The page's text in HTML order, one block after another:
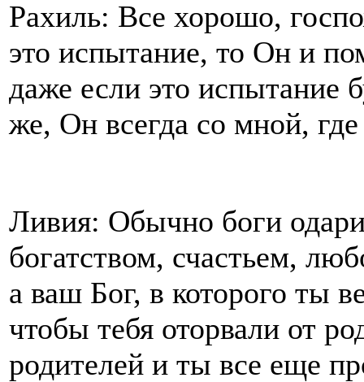
Рахиль: Все хорошо,
это испытание, то Он и
даже если это испытание
же, Он всегда со мной,
Ливия: Обычно боги
богатством, счастьем,
а ваш Бог, в которого ты
чтобы тебя оторвали от
родителей и ты все еще